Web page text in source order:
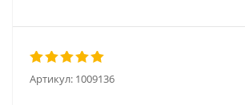
Артикул: 1009136